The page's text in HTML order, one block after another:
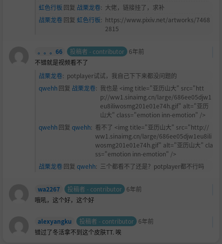
虹色行板 回复 战栗龙卷: 大佬，链接挂了，求补
战栗龙卷 回复 虹色行板: https://www.pixiv.net/artworks/7468
2815
。。。66 投稿者 - contributor 6年前
不错就是视频看不了
战栗龙卷: potplayer试试，我自己下下来都没问题的
qwehh回复 战栗龙卷: 我也是 <img title="亚历山大" src="htt
p://ww1.sinaimg.cn/large/686ee05djw1
eu8iliwosmg201e01e74h.gif" alt="亚历
山大" class="emotion inn-emotion" />
qwehh回复 qwehh: 看不了 <img title="亚历山大" src="http://
ww1.sinaimg.cn/large/686ee05djw1eu8ili
wosmg201e01e74h.gif" alt="亚历山大" cla
ss="emotion inn-emotion" />
战栗龙卷 回复 qwehh: 三个都看不了还是？potplayer都不行吗
wa2267 投稿者 - contributor 6年前
哦吼，这个好，这个好
alexyangku 投稿者 - contributor 6年前
错过了冬活拿不到这个皮肤TT. 唉